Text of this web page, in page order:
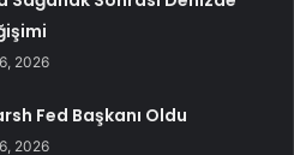
2026
Fed Başkanı Oldu
2026